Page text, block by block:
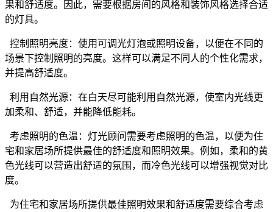
果和舒适度。因此，需要根据房间的风格和装饰风格选择合适
的灯具。
控制照明亮度：使用可调光灯泡或照明设备，以便在不同的
场景下控制照明的亮度。这样可以满足不同人的个性化需求，
并提高舒适度。
利用自然光源：在白天尽可能利用自然光源，使室内光线更
加柔和、舒适，并能降低能耗。
考虑照明的色温：灯光顾问需要考虑照明的色温，以便为住
宅和家居场所提供最佳的舒适度和照明效果。例如，柔和的黄
色光线可以营造出舒适的氛围，而冷色光线可以增强视觉对比
度。
为住宅和家居场所提供最佳照明效果和舒适度需要综合考虑